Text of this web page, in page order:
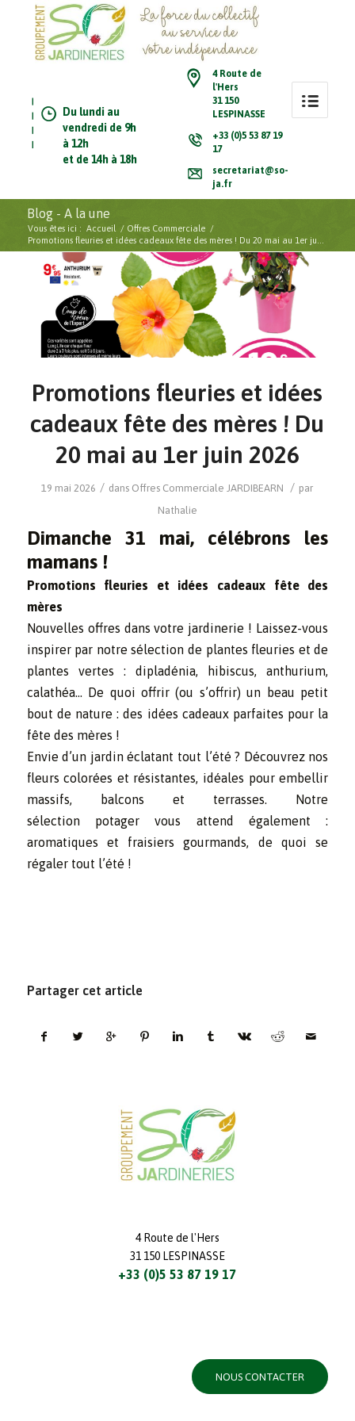
Du lundi au
vendredi de 9h
à 12h
et de 14h à 18h
4 Route de
l'Hers
31 150
LESPINASSE
+33 (0)5 53 87 19
17
secretariat@so-
ja.fr
Blog - A la une
Vous êtes ici : Accueil / Offres Commerciale
/
Promotions fleuries et idées cadeaux fête des mères ! Du 20 mai au 1er ju...
Promotions fleuries et idées
cadeaux fête des mères ! Du
20 mai au 1er juin 2026
19 mai 2026 / dans Offres Commerciale JARDIBEARN / par
Nathalie
Dimanche 31 mai, célébrons les
mamans !
Promotions fleuries et idées cadeaux fête des
mères
Nouvelles offres dans votre jardinerie ! Laissez-vous
inspirer par notre sélection de plantes fleuries et de
plantes vertes : dipladénia, hibiscus, anthurium,
calathéa… De quoi offrir (ou s’offrir) un beau petit
bout de nature : des idées cadeaux parfaites pour la
fête des mères !
Envie d’un jardin éclatant tout l’été ? Découvrez nos
fleurs colorées et résistantes, idéales pour embellir
massifs, balcons et terrasses. Notre
sélection potager vous attend également :
aromatiques et fraisiers gourmands, de quoi se
régaler tout l’été !
Partager cet article
4 Route de l'Hers
31 150 LESPINASSE
+33 (0)5 53 87 19 17
NOUS CONTACTER